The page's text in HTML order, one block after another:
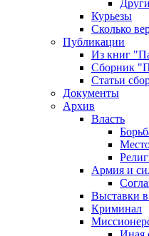
Курьезы
Сколько
Публикации
Из книг
Сборник
Статьи
Документы
Архив
Власть
Армия и
Выставки
Криминал